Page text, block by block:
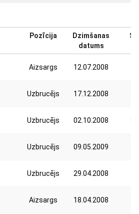
Pozīcija
Dzimšanas
datums
Aizsargs 12.07.2008
Uzbrucējs 17.12.2008
Uzbrucējs 02.10.2008
Uzbrucējs 09.05.2009
Uzbrucējs 29.04.2008
Aizsargs 18.04.2008